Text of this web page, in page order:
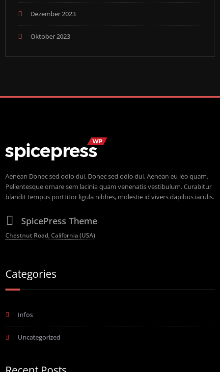
Dezember 2023
Oktober 2023
Aenean Donec sed odio dui. Donec sed odio dui. Aenean eu leo quam.
Pellentesque ornare sem lacinia quam venenatis vestibulum. Curabitur
blandit tempus porttitor ligula nibhes, molestie id vivers dapibus iaculis.
SpicePress Theme
Chestnut Road, California (USA)
Categories
Infos
Uncategorized